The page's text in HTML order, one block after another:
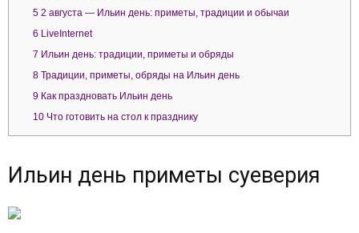
5 2 августа — Ильин день: приметы, традиции и обычаи
6 LiveInternet
7 Ильин день: традиции, приметы и обряды
8 Традиции, приметы, обряды на Ильин день
9 Как праздновать Ильин день
10 Что готовить на стол к празднику
Ильин день приметы суеверия